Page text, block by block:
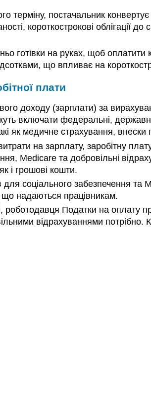
постачальник
короткострокові облігації до
готівки на руках, щоб оплатити
що впливає на
плати
доходу (зарплати) за
включати федеральні,
як медичне страхування, внески
на зарплату, заробітну
Medicare та добровільні
і грошові кошти.
для соціального забезпечення
що надаються працівникам.
Податки на оплату
відрахуваннями потрібно.